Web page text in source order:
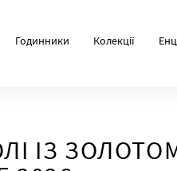
Годинники Колекції
ІЗ